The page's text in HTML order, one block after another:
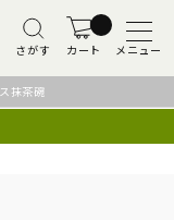
さがす カート メニュー
抹茶碗